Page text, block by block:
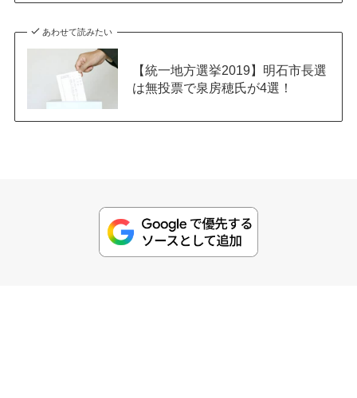
あわせて読みたい
【統一地方選挙2019】明石市長選
は無投票で泉房穂氏が4選！